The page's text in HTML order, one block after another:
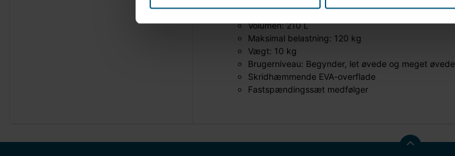
Finish: Dobbeltlag med dropstitch-syninger
Volumen: 210 L
Maksimal belastning: 120 kg
Vægt: 10 kg
Brugerniveau: Begynder, let øvede og meget øvede
Skridhæmmende EVA-overflade
Fastspændingssæt medfølger